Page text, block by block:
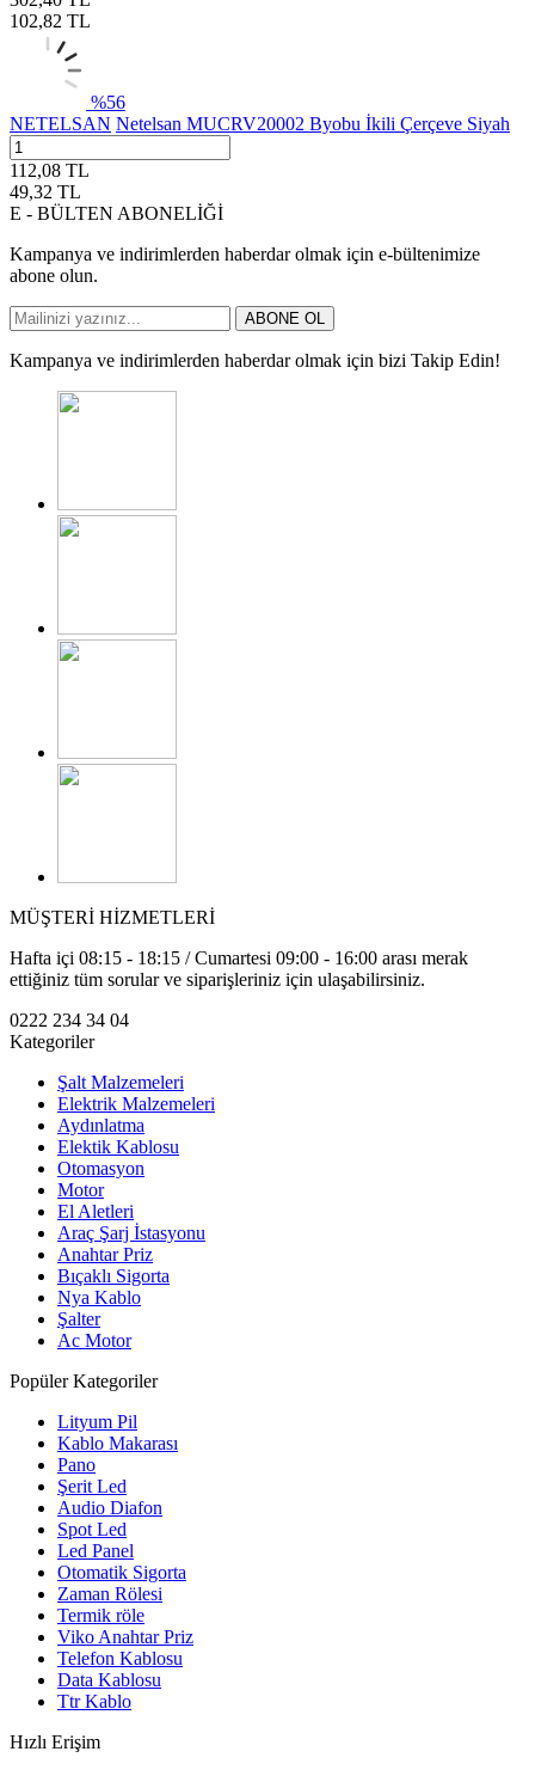
102,82 TL
%56
NETELSAN Netelsan MUCRV20002 Byobu İkili Çerçeve Siyah
112,08 TL
49,32 TL
E - BÜLTEN ABONELİĞİ
Kampanya ve indirimlerden haberdar olmak için e-bültenimize
abone olun.
ABONE OL
Kampanya ve indirimlerden haberdar olmak için bizi Takip Edin!
MÜŞTERİ HİZMETLERİ
Hafta içi 08:15 - 18:15 / Cumartesi 09:00 - 16:00 arası merak
ettiğiniz tüm sorular ve siparişleriniz için ulaşabilirsiniz.
0222 234 34 04
Kategoriler
Şalt Malzemeleri
Elektrik Malzemeleri
Aydınlatma
Elektik Kablosu
Otomasyon
Motor
El Aletleri
Araç Şarj İstasyonu
Anahtar Priz
Bıçaklı Sigorta
Nya Kablo
Şalter
Ac Motor
Popüler Kategoriler
Lityum Pil
Kablo Makarası
Pano
Şerit Led
Audio Diafon
Spot Led
Led Panel
Otomatik Sigorta
Zaman Rölesi
Termik röle
Viko Anahtar Priz
Telefon Kablosu
Data Kablosu
Ttr Kablo
Hızlı Erişim